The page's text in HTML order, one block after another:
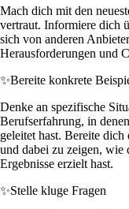
Mach dich mit den
vertraut. Informiere dich
sich von anderen
Herausforderungen und
✨Bereite konkrete
Denke an spezifische
Berufserfahrung, in
geleitet hast. Bereite
und dabei zu zeigen, wie
Ergebnisse erzielt hast.
✨Stelle kluge Fragen